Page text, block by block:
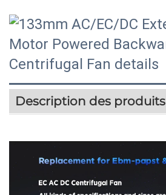
Description des produits